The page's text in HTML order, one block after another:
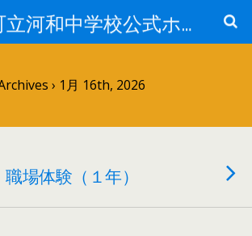
美浜町立河和中学校公式ホームページ
› 1月 16th, 2026
場体験（１年）